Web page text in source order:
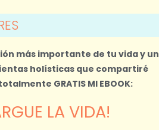
más importante de tu vida y un
holísticas que compartiré
GRATIS MI EBOOK:
LA VIDA!